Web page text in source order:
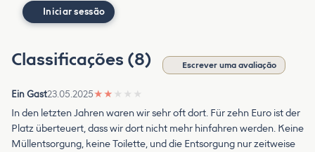
Iniciar sessão
Classificações (8) Escrever uma avaliação
Ein Gast23.05.2025★ ★ ★ ★ ★
In den letzten Jahren waren wir sehr oft dort. Für zehn Euro ist der
Platz überteuert, dass wir dort nicht mehr hinfahren werden. Keine
Müllentsorgung, keine Toilette, und die Entsorgung nur zeitweise